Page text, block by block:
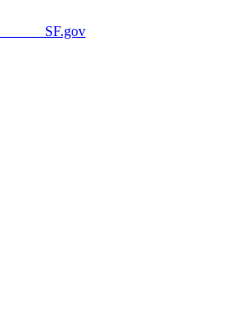
SF.gov